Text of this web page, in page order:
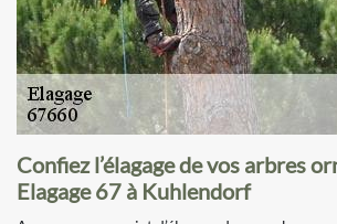
Confiez l’élagage de vos arbres
Elagage 67 à Kuhlendorf